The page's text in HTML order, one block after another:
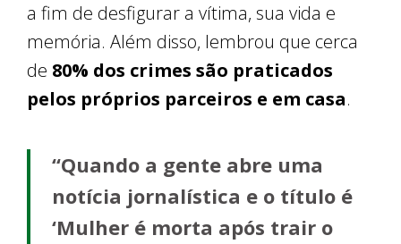
a fim de desfigurar a vítima, sua vida e
memória. Além disso, lembrou que cerca
de 80% dos crimes são praticados
pelos próprios parceiros e em casa.
“Quando a gente abre uma
notícia jornalística e o título é
‘Mulher é morta após trair o